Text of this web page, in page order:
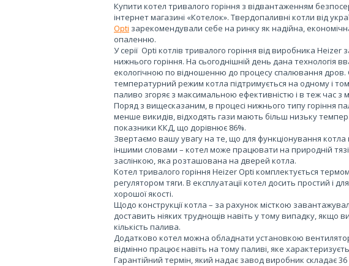
Купити котел тривалого горіння з відвантаженням
інтернет магазині «Котелок». Твердопаливні котли від
Opti зарекомендували себе на ринку як надійна,
опаленню.
У серії Opti котлів тривалого горіння від виробника Heizer
нижнього горіння. На сьогоднішній день дана технологія
екологічною по відношенню до процесу спалювання дров.
температурний режим котла підтримується на одному і
паливо згоряє з максимальною ефективністю і в теж час з
Поряд з вищесказаним, в процесі нижнього типу горіння
менше викидів, відходять гази мають більш низьку
показники ККД, що дорівнює 86%.
Звертаємо вашу увагу на те, що для функціонування котла
іншими словами – котел може працювати на природній
заслінкою, яка розташована на дверей котла.
Котел тривалого горіння Heizer Opti комплектується
регулятором тяги. В експлуатації котел досить простий і
хорошої якості.
Щодо конструкції котла – за рахунок місткою
доставить ніяких труднощів навіть у тому випадку, якщо
кількість палива.
Додатково котел можна обладнати установкою
відмінно працює навіть на тому паливі, яке
Гарантійний термін, який надає завод виробник складає 36